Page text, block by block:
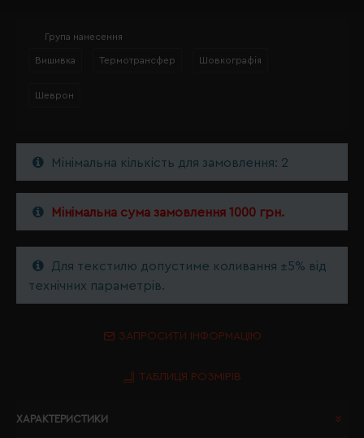
Група нанесення
Вишивка Термотрансфер Шовкографія
Шеврон
Мінімальна кількість для замовлення: 2
Мінімальна сума замовлення 1000 грн.
Для текстилю допустиме коливання ±5% від
технічних параметрів.
ЗАПРОСИТИ ІНФОРМАЦІЮ
ТАБЛИЦЯ РОЗМІРІВ
ХАРАКТЕРИСТИКИ